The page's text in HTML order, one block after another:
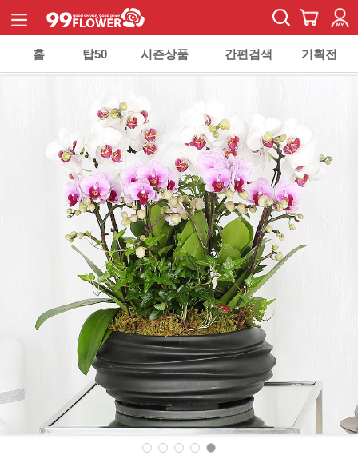
홈 탑50 시즌상품 간편검색 기획전